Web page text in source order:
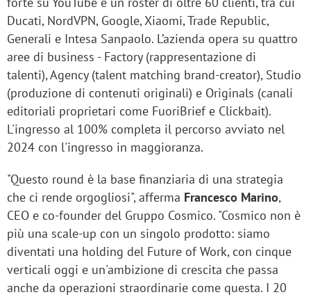
Ducati, NordVPN, Google, Xiaomi, Trade Republic,
Generali e Intesa Sanpaolo. L’azienda opera su quattro
aree di business - Factory (rappresentazione di
talenti), Agency (talent matching brand-creator), Studio
(produzione di contenuti originali) e Originals (canali
editoriali proprietari come FuoriBrief e Clickbait).
L'ingresso al 100% completa il percorso avviato nel
2024 con l'ingresso in maggioranza.
"Questo round è la base finanziaria di una strategia
che ci rende orgogliosi", afferma Francesco Marino,
CEO e co-founder del Gruppo Cosmico. "Cosmico non è
più una scale-up con un singolo prodotto: siamo
diventati una holding del Future of Work, con cinque
verticali oggi e un'ambizione di crescita che passa
anche da operazioni straordinarie come questa. I 20